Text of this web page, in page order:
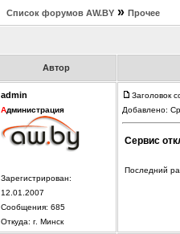
Список форумов АW.BY » Прочее
Автор
admin
Администрация
Зарегистрирован:
12.01.2007
Сообщения: 685
Откуда: г. Минск
Заголовок
Добавлено:
Сервис
Последний